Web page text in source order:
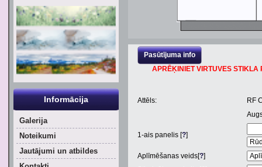
Pasūtījuma info
APRĒĶINIET VIRTUVES
Attēls:
RF
1-ais panelis [?]
Aplīmēšanas veids[?]
Informācija
Galerija
Noteikumi
Jautājumi un atbildes